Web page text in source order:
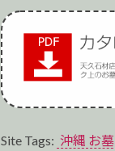
Site Tags: 沖縄 お墓